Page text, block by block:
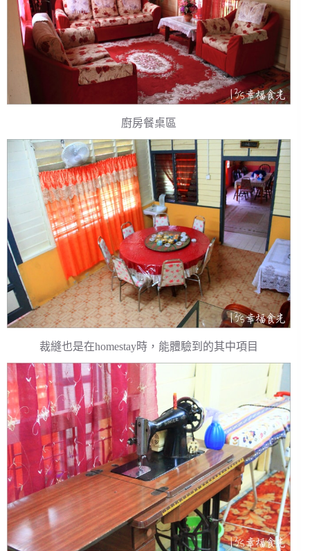
廚房餐桌區
裁縫也是在homestay時，能體驗到的其中項目